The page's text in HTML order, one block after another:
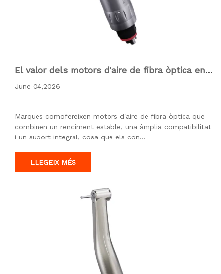
El valor dels motors d'aire de fibra òptica en c
irurgia dental mínimament invasiva: aplicacion
June 04,2026
Marques comofereixen motors d'aire de fibra òptica que
combinen un rendiment estable, una àmplia compatibilitat
i un suport integral, cosa que els con…
LLEGEIX MÉS